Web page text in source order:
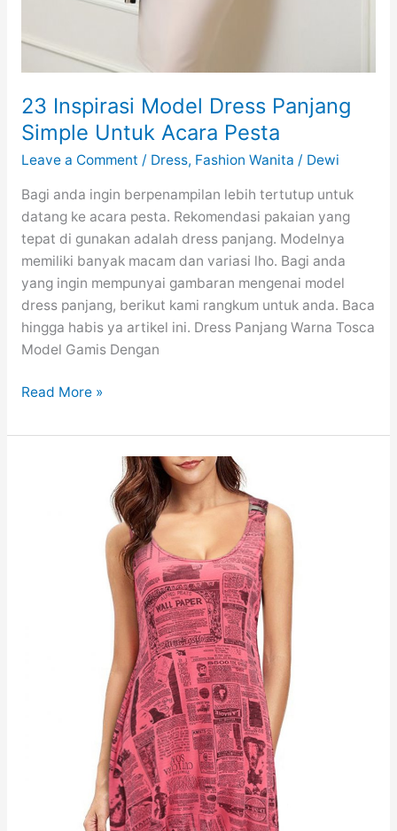
23 Inspirasi Model Dress Panjang
Simple Untuk Acara Pesta
Leave a Comment / Dress, Fashion Wanita / Dewi
Bagi anda ingin berpenampilan lebih tertutup untuk
datang ke acara pesta. Rekomendasi pakaian yang
tepat di gunakan adalah dress panjang. Modelnya
memiliki banyak macam dan variasi lho. Bagi anda
yang ingin mempunyai gambaran mengenai model
dress panjang, berikut kami rangkum untuk anda. Baca
hingga habis ya artikel ini. Dress Panjang Warna Tosca
Model Gamis Dengan
23
Model
Read More »